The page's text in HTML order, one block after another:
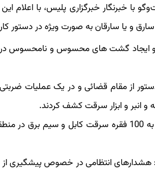
با خبرنگار خبرگزاری پلیس، با
به صورت ویژه در دستور کار ماموران کلانتری
ایجاد گشت های محسوس و نامحسوس در
از مقام قضائی و در یک عملیات
انبر و ابزار سرقت کشف کردند.
وی بیان داشت: متهم در بازجویی های صورت گرفته به
هشدارهای انتظامی در خصوص پیشگیری